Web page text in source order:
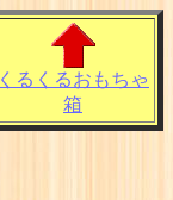
くるくるおもちゃ
箱